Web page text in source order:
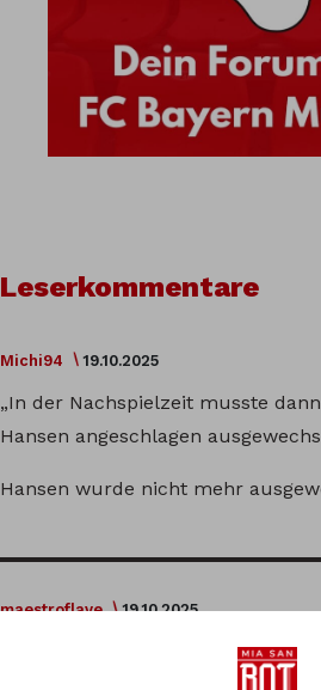
Leserkommentare
Michi94 19.10.2025
„In der Nachspielzeit musste
Hansen angeschlagen
Hansen wurde nicht mehr
maestroflave 19.10.2025
die Formulierung ist vielleicht
defacto wurde sie